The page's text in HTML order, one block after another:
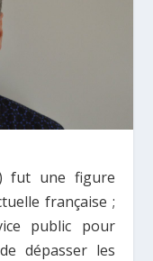
fut une figure
française ;
public pour
dépasser les